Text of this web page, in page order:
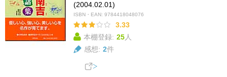
(2004.02.01)
ISBN・EAN: 9784418048076
3.33
本棚登録: 25人
感想: 2件